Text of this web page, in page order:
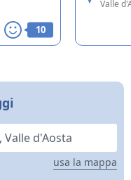
10
Valle
usa la mappa